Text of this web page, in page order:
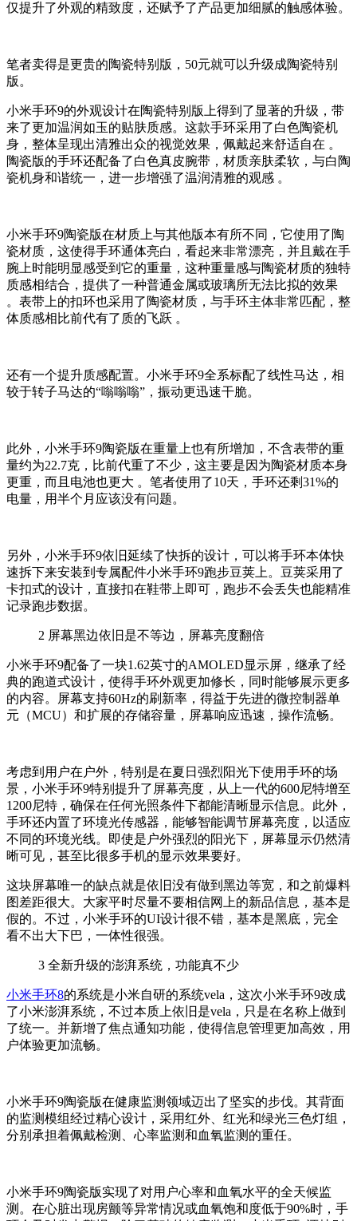
仅提升了外观的精致度，还赋予了产品更加细腻的触感体验。
笔者卖得是更贵的陶瓷特别版，50元就可以升级成陶瓷特别
版。
小米手环9的外观设计在陶瓷特别版上得到了显著的升级，带
来了更加温润如玉的贴肤质感。这款手环采用了白色陶瓷机
身，整体呈现出清雅出众的视觉效果，佩戴起来舒适自在 。
陶瓷版的手环还配备了白色真皮腕带，材质亲肤柔软，与白陶
瓷机身和谐统一，进一步增强了温润清雅的观感 。
小米手环9陶瓷版在材质上与其他版本有所不同，它使用了陶
瓷材质，这使得手环通体亮白，看起来非常漂亮，并且戴在手
腕上时能明显感受到它的重量，这种重量感与陶瓷材质的独特
质感相结合，提供了一种普通金属或玻璃所无法比拟的效果
。表带上的扣环也采用了陶瓷材质，与手环主体非常匹配，整
体质感相比前代有了质的飞跃 。
还有一个提升质感配置。小米手环9全系标配了线性马达，相
较于转子马达的“嗡嗡嗡”，振动更迅速干脆。
此外，小米手环9陶瓷版在重量上也有所增加，不含表带的重
量约为22.7克，比前代重了不少，这主要是因为陶瓷材质本身
更重，而且电池也更大 。笔者使用了10天，手环还剩31%的
电量，用半个月应该没有问题。
另外，小米手环9依旧延续了快拆的设计，可以将手环本体快
速拆下来安装到专属配件小米手环9跑步豆荚上。豆荚采用了
卡扣式的设计，直接扣在鞋带上即可，跑步不会丢失也能精准
记录跑步数据。
2 屏幕黑边依旧是不等边，屏幕亮度翻倍
小米手环9配备了一块1.62英寸的AMOLED显示屏，继承了经
典的跑道式设计，使得手环外观更加修长，同时能够展示更多
的内容。屏幕支持60Hz的刷新率，得益于先进的微控制器单
元（MCU）和扩展的存储容量，屏幕响应迅速，操作流畅。
考虑到用户在户外，特别是在夏日强烈阳光下使用手环的场
景，小米手环9特别提升了屏幕亮度，从上一代的600尼特增至
1200尼特，确保在任何光照条件下都能清晰显示信息。此外，
手环还内置了环境光传感器，能够智能调节屏幕亮度，以适应
不同的环境光线。即使是户外强烈的阳光下，屏幕显示仍然清
晰可见，甚至比很多手机的显示效果要好。
这块屏幕唯一的缺点就是依旧没有做到黑边等宽，和之前爆料
图差距很大。大家平时尽量不要相信网上的新品信息，基本是
假的。不过，小米手环的UI设计很不错，基本是黑底，完全
看不出大下巴，一体性很强。
3 全新升级的澎湃系统，功能真不少
小米手环8的系统是小米自研的系统vela，这次小米手环9改成
了小米澎湃系统，不过本质上依旧是vela，只是在名称上做到
了统一。 并新增了焦点通知功能，使得信息管理更加高效，用
户体验更加流畅。
小米手环9陶瓷版在健康监测领域迈出了坚实的步伐。其背面
的监测模组经过精心设计，采用红外、红光和绿光三色灯组，
分别承担着佩戴检测、心率监测和血氧监测的重任。
小米手环9陶瓷版实现了对用户心率和血氧水平的全天候监
测。在心脏出现房颤等异常情况或血氧饱和度低于90%时，手